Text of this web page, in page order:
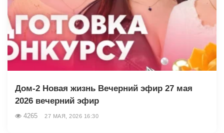
Дом-2 Новая жизнь Вечерний эфир 27 мая
2026 вечерний эфир
4265 27 МАЯ, 2026 16:30